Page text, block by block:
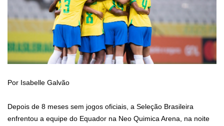
Por Isabelle Galvão
Depois de 8 meses sem jogos oficiais, a Seleção Brasileira
enfrentou a equipe do Equador na Neo Quimica Arena, na noite